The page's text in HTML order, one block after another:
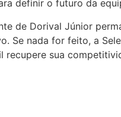
definir o futuro da
de Dorival Júnior
Se nada for feito, a
recupere sua